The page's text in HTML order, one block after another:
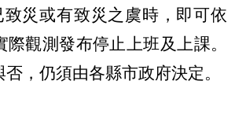
災或有致災之虞時，即可依
觀測發布停止上班及上課。
，仍須由各縣市政府決定。